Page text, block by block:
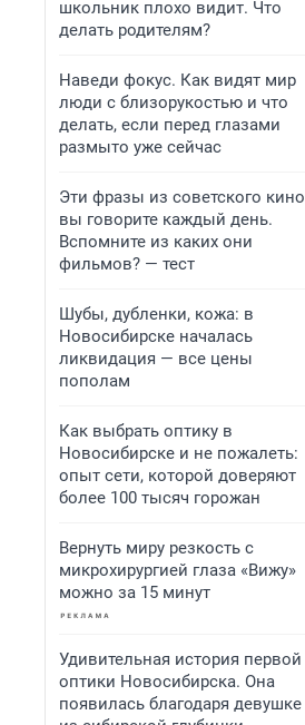
школьник плохо видит. Что
делать родителям?
Наведи фокус. Как видят мир
люди с близорукостью и что
делать, если перед глазами
размыто уже сейчас
Эти фразы из советского кино
вы говорите каждый день.
Вспомните из каких они
фильмов? — тест
Шубы, дубленки, кожа: в
Новосибирске началась
ликвидация — все цены
пополам
Как выбрать оптику в
Новосибирске и не пожалеть:
опыт сети, которой доверяют
более 100 тысяч горожан
Вернуть миру резкость с
микрохирургией глаза «Вижу»
можно за 15 минут
Удивительная история первой
оптики Новосибирска. Она
появилась благодаря девушке